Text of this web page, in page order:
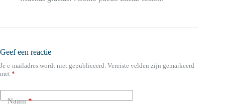
Geef een reactie
Je e-mailadres wordt niet gepubliceerd. Vereiste velden zijn gemarkeerd
met *
Naam*